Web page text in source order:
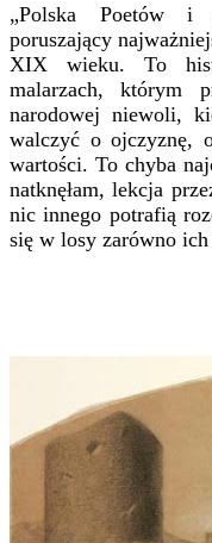
„Polska Poetów i
poruszający
XIX wieku. To
malarzach, którym
narodowej niewoli,
walczyć o ojczyznę,
wartości. To chyba
natknęłam, lekcja
nic innego potrafią
się w losy zarówno